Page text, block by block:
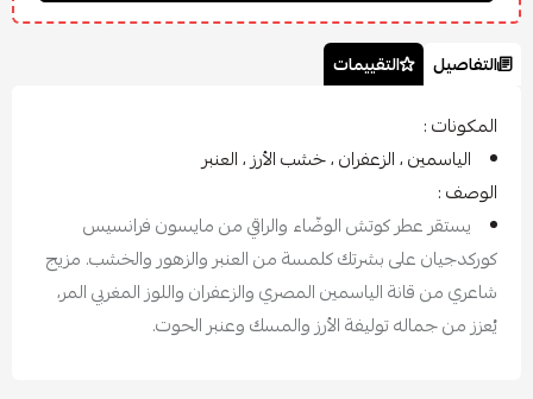
التفاصيل التقييمات
المكونات :
الياسمين ، الزعفران ، خشب الأرز ، العنبر
الوصف :
يستقر عطر كوتش الوضّاء والراقي من مايسون فرانسيس
كوركدجيان على بشرتك كلمسة من العنبر والزهور والخشب. مزيج
شاعري من قانة الياسمين المصري والزعفران واللوز المغربي المر،
يُعزز من جماله توليفة الأرز والمسك وعنبر الحوت.